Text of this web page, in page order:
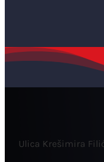
Ulica Krešimira